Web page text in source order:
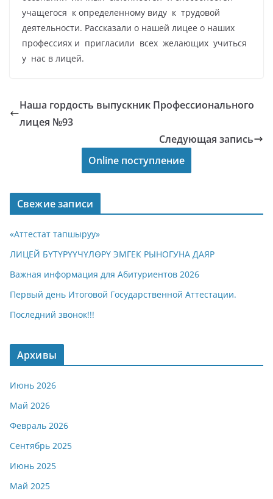
учащегося к определенному виду к трудовой
деятельности. Рассказали о нашей лицее о наших
профессиях и пригласили всех желающих учиться
у нас в лицей.
Наша гордость выпускник Профессионального
лицея №93
Следующая запись
Online поступление
Свежие записи
«Аттестат тапшыруу»
ЛИЦЕЙ БҮТҮРҮҮЧҮЛӨРҮ ЭМГЕК РЫНОГУНА ДАЯР
Важная информация для Абитуриентов 2026
Первый день Итоговой Государственной Аттестации.
Последний звонок!!!
Архивы
Июнь 2026
Май 2026
Февраль 2026
Сентябрь 2025
Июнь 2025
Май 2025